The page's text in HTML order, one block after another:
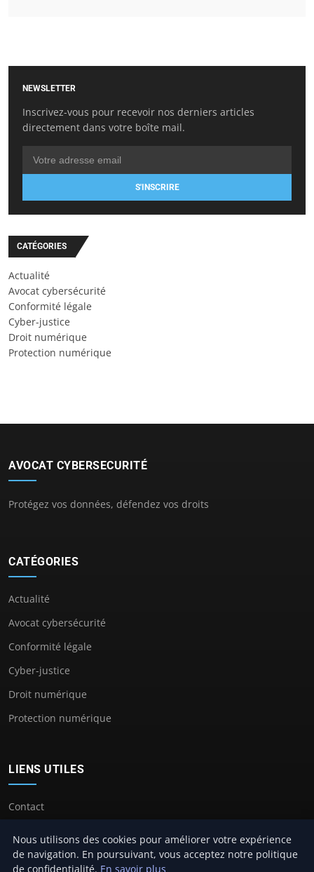
NEWSLETTER
Inscrivez-vous pour recevoir nos derniers articles
directement dans votre boîte mail.
S'INSCRIRE
CATÉGORIES
Actualité
Avocat cybersécurité
Conformité légale
Cyber-justice
Droit numérique
Protection numérique
AVOCAT CYBERSECURITÉ
Protégez vos données, défendez vos droits
CATÉGORIES
Actualité
Avocat cybersécurité
Conformité légale
Cyber-justice
Droit numérique
Protection numérique
LIENS UTILES
Contact
Nous utilisons des cookies pour améliorer votre expérience
de navigation. En poursuivant, vous acceptez notre politique
de confidentialité. En savoir plus